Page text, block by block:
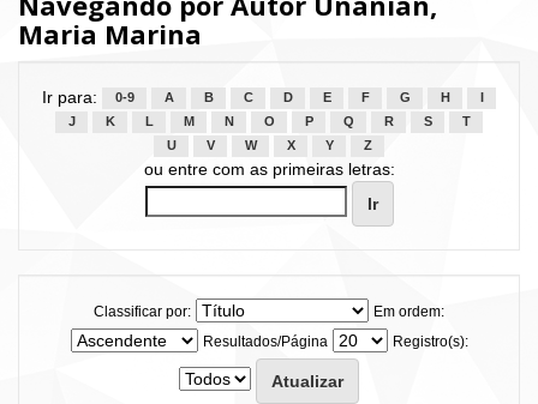
Maria Marina
Ir para: 0-9 A B C D E F G H
J
K L M N O P Q R S
T
U
V W X Y Z
ou entre com as primeiras letras:
Classificar por:
Em ordem:
Resultados/Página
Registro(s):